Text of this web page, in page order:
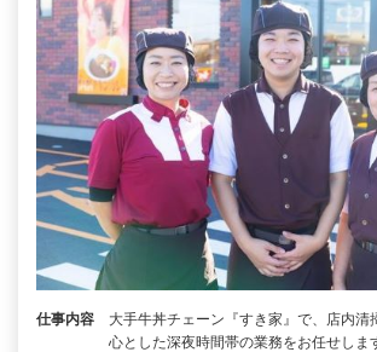
仕事内容
大手牛丼チェーン『すき家』で、店内清
心とした深夜時間帯の業務をお任せしま